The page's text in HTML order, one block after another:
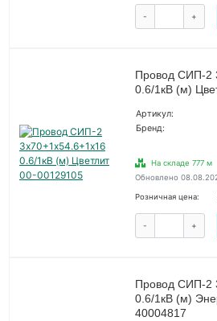
- +
Провод СИП-2
0.6/1кВ (м)
Артикул:
Бренд:
На складе 777 м
Обновлено
Розничная цена:
- +
Провод СИП-2
0.6/1кВ (м)
40004817